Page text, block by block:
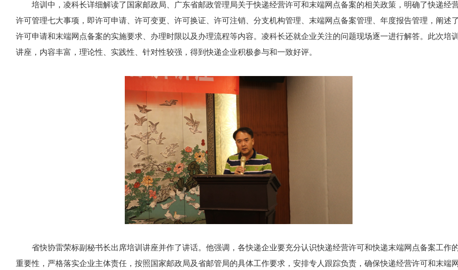
培训中，凌科长详细解读了国家邮政局、广东省邮政管理局关于快递经营许可和末端网点备案的相关政策，明确了快递经
许可管理七大事项，即许可申请、许可变更、许可换证、许可注销、分支机构管理、末端网点备案管理、年度报告管理，阐述了
许可申请和末端网点备案的实施要求、办理时限以及办理流程等内容。凌科长还就企业关注的问题现场逐一进行解答。此次培训
讲座，内容丰富，理论性、实践性、针对性较强，得到快递企业积极参与和一致好评。
省快协雷荣标副秘书长出席培训讲座并作了讲话。他强调，各快递企业要充分认识快递经营许可和快递末端网点备案工作
重要性，严格落实企业主体责任，按照国家邮政局及省邮管局的具体工作要求，安排专人跟踪负责，确保快递经营许可和末端网